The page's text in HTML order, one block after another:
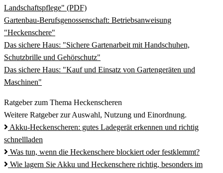
Landschaftspflege" (PDF)
Gartenbau-Berufsgenossenschaft: Betriebsanweisung
"Heckenschere"
Das sichere Haus: "Sichere Gartenarbeit mit Handschuhen,
Schutzbrille und Gehörschutz"
Das sichere Haus: "Kauf und Einsatz von Gartengeräten und
Maschinen"
Ratgeber zum Thema Heckenscheren
Weitere Ratgeber zur Auswahl, Nutzung und Einordnung.
Akku-Heckenscheren: gutes Ladegerät erkennen und richtig
schnellladen
Was tun, wenn die Heckenschere blockiert oder festklemmt?
Wie lagern Sie Akku und Heckenschere richtig, besonders im